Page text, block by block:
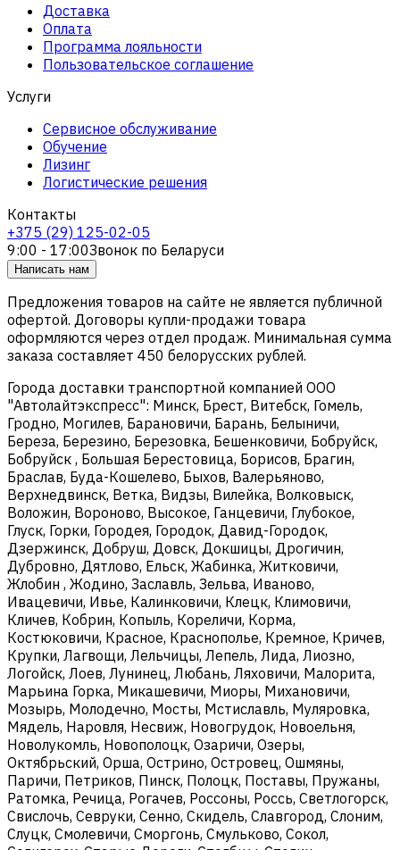
Доставка
Оплата
Программа лояльности
Пользовательское соглашение
Услуги
Сервисное обслуживание
Обучение
Лизинг
Логистические решения
Контакты
+375 (29) 125-02-05
9:00 - 17:00Звонок по Беларуси
Написать нам
Предложения товаров на сайте не является публичной
офертой. Договоры купли-продажи товара
оформляются через отдел продаж. Минимальная сумма
заказа составляет 450 белорусских рублей.
Города доставки транспортной компанией ООО
"Автолайтэкспресс": Минск, Брест, Витебск, Гомель,
Гродно, Могилев, Барановичи, Барань, Белыничи,
Береза, Березино, Березовка, Бешенковичи, Бобруйск,
Бобруйск , Большая Берестовица, Борисов, Брагин,
Браслав, Буда-Кошелево, Быхов, Валерьяново,
Верхнедвинск, Ветка, Видзы, Вилейка, Волковыск,
Воложин, Вороново, Высокое, Ганцевичи, Глубокое,
Глуск, Горки, Городея, Городок, Давид-Городок,
Дзержинск, Добруш, Довск, Докшицы, Дрогичин,
Дубровно, Дятлово, Ельск, Жабинка, Житковичи,
Жлобин , Жодино, Заславль, Зельва, Иваново,
Ивацевичи, Ивье, Калинковичи, Клецк, Климовичи,
Кличев, Кобрин, Копыль, Кореличи, Корма,
Костюковичи, Красное, Краснополье, Кремное, Кричев,
Крупки, Лагвощи, Лельчицы, Лепель, Лида, Лиозно,
Логойск, Лоев, Лунинец, Любань, Ляховичи, Малорита,
Марьина Горка, Микашевичи, Миоры, Михановичи,
Мозырь, Молодечно, Мосты, Мстиславль, Муляровка,
Мядель, Наровля, Несвиж, Новогрудок, Новоельня,
Новолукомль, Новополоцк, Озаричи, Озеры,
Октябрьский, Орша, Острино, Островец, Ошмяны,
Паричи, Петриков, Пинск, Полоцк, Поставы, Пружаны,
Ратомка, Речица, Рогачев, Россоны, Россь, Светлогорск,
Свислочь, Севруки, Сенно, Скидель, Славгород, Слоним,
Слуцк, Смолевичи, Сморгонь, Смульково, Сокол,